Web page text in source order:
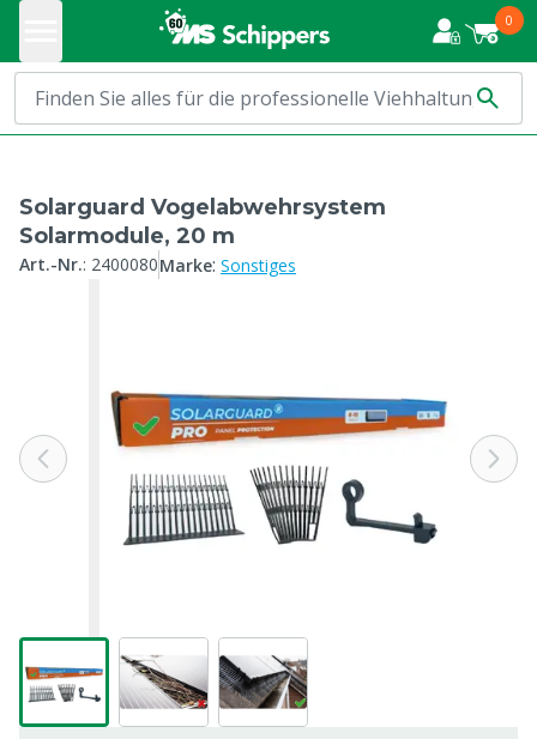
0
Solarguard Vogelabwehrsystem
Solarmodule, 20 m
Art.-Nr.: 2400080Marke: Sonstiges